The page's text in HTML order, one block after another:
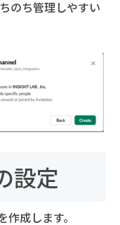
のち管理しやすい
設定
成します。